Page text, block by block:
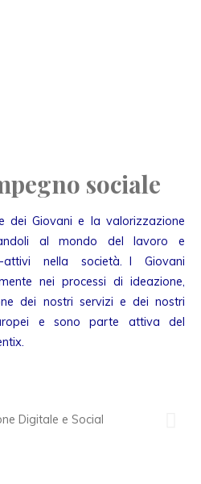
sociale
dei Giovani e la valorizzazione
al mondo del lavoro e
attivi nella società. I Giovani
nei processi di ideazione,
dei nostri servizi e dei nostri
e sono parte attiva del